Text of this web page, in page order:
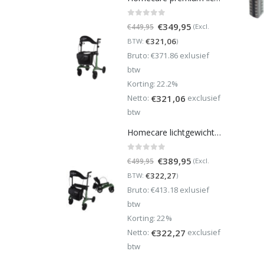
€449,95 Oorspronkelijke
prijs
was:
€349,95 Huidige
is:
(Excl.
BTW: €321,06)
Bruto: €371.86 exlusief
btw
Korting: 22.2%
Netto: €321,06 exclusief
btw
Homecare lichtgewicht Rollator van 5,8 kg – Carbon rollator tot 150 kg draaggewicht – Dubbel opvouwbaar en inclusief reistas - Groen
€499,95 Oorspronkelijke
prijs
was:
€389,95 Huidige
is:
(Excl.
BTW: €322,27)
Bruto: €413.18 exlusief
btw
Korting: 22%
Netto: €322,27 exclusief
btw